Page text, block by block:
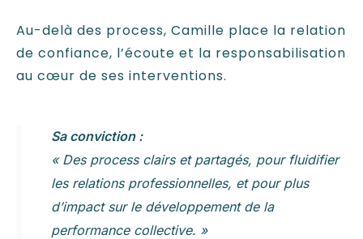
Au-delà des process, Camille place la relation
de confiance, l’écoute et la responsabilisation
au cœur de ses interventions.
Sa conviction :
« Des process clairs et partagés, pour fluidifier
les relations professionnelles, et pour plus
d’impact sur le développement de la
performance collective. »